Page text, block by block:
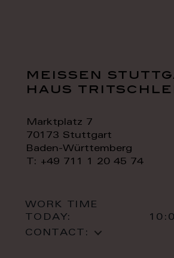
meissen
haus
Marktplatz 7
70173 Stuttgart
Baden-Württemberg
T: +49 711 1 20 45 74
WORK TIME
TODAY:
CONTACT: